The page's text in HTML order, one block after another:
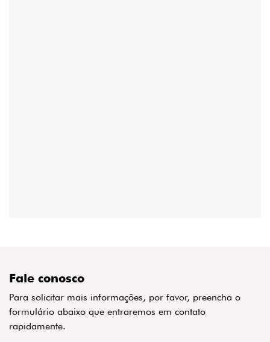
Fale conosco
Para solicitar mais informações, por favor, preencha o
formulário abaixo que entraremos em contato
rapidamente.